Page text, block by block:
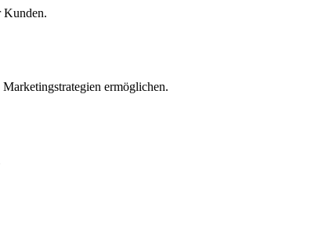
Kunden.
ermöglichen.